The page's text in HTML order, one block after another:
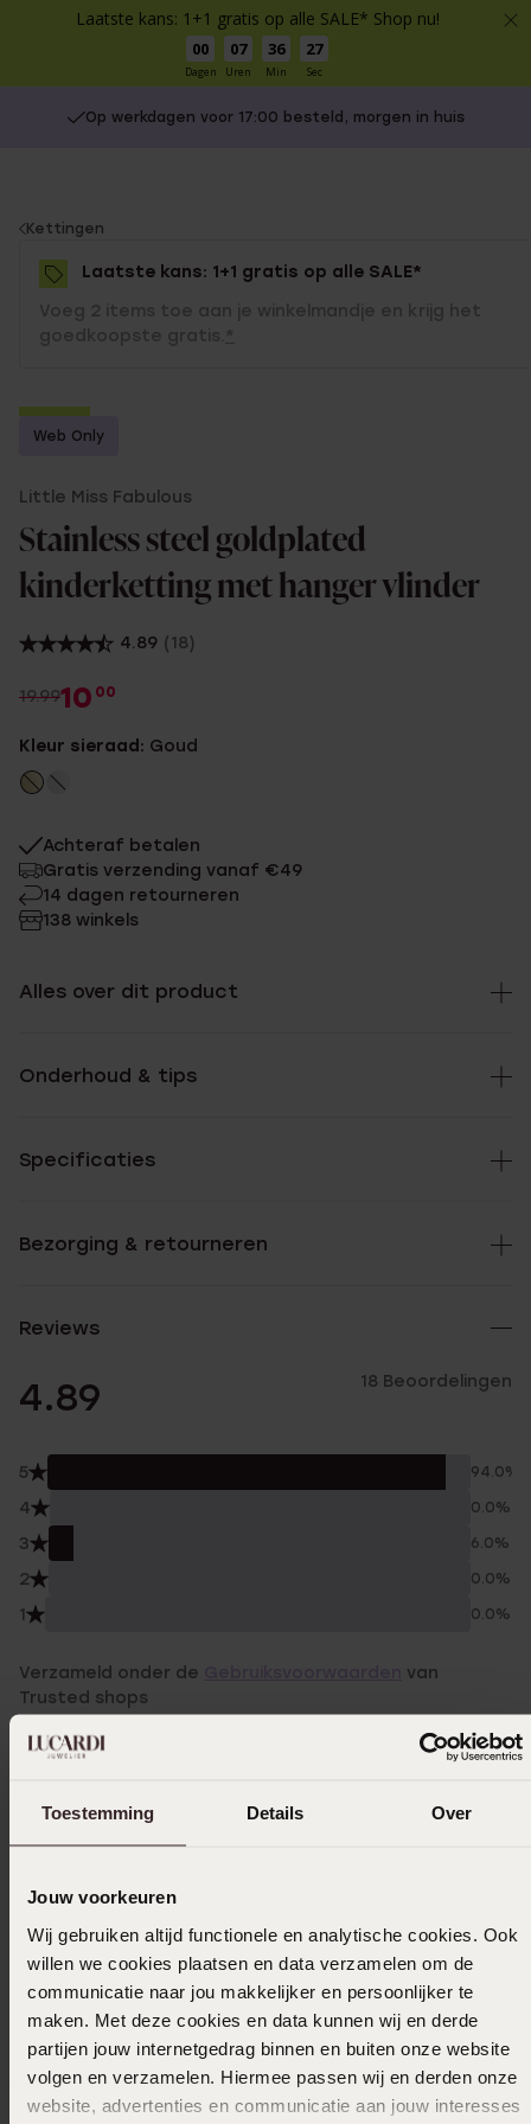
Laatste kans: 1+1 gratis op alle SALE* Shop nu!
00
Dagen
07
Uren
36
Min
27
Sec
Toestemming Details Over
Jouw voorkeuren
Wij gebruiken altijd functionele en analytische cookies. Ook
willen we cookies plaatsen en data verzamelen om de
communicatie naar jou makkelijker en persoonlijker te
maken. Met deze cookies en data kunnen wij en derde
partijen jouw internetgedrag binnen en buiten onze website
volgen en verzamelen. Hiermee passen wij en derden onze
website, advertenties en communicatie aan jouw interesses
Op werkdagen voor 17:00 besteld, morgen in huis
You
are
here:
Kettingen
Laatste kans: 1+1 gratis op alle SALE*
Voeg 2 items toe aan je winkelmandje en krijg het
goedkoopste gratis. *
-50%
Web Only
Little Miss Fabulous
Stainless steel goldplated
kinderketting met hanger vlinder
4.89 (18)
19.9910 00
Kleur sieraad: Goud
Achteraf betalen
Gratis verzending vanaf €49
14 dagen retourneren
138 winkels
Alles over dit product
Onderhoud & tips
Specificaties
Bezorging & retourneren
Reviews
4.89 18 Beoordelingen
5 94.0%
4 0.0%
3 6.0%
2 0.0%
1 0.0%
Verzameld onder de
van
Trusted shops
Filter
21-03-2026 - Annemarie v.
Mooi, leuk in combinatie met de bijpassende
oorbellen!